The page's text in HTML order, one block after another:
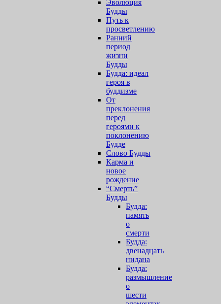
Эволюция
Будды
Путь к
просветлению
Ранний
период
жизни
Будды
Будда: идеал
героя в
буддизме
От
преклонения
перед
героями к
поклонению
Будде
Слово Будды
Карма и
новое
рождение
“Смерть”
Будды
Будда:
память
о
смерти
Будда:
двенадцать
нидана
Будда:
размышление
о
шести